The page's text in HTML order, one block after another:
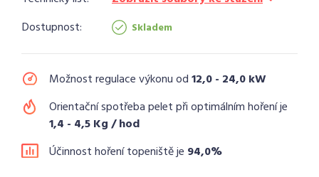
Dostupnost:
Skladem
Možnost regulace výkonu od12,0 - 24,0 kW
Orientační spotřeba pelet při optimálním hoření je
1,4 - 4,5 Kg / hod
Účinnost hoření topeniště je 94,0%